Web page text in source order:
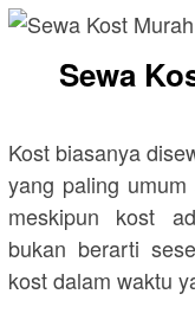
Sewa
Kost biasanya
yang paling
meskipun kost
bukan berarti
kost dalam waktu